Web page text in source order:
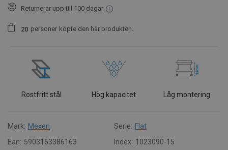
Returnerar upp till 100 dagar
20 personer köpte den här produkten.
Rostfritt stål Hög kapacitet Låg montering
Mark: Mexen Serie: Flat
Ean: 5903163386163 Index: 1023090-15